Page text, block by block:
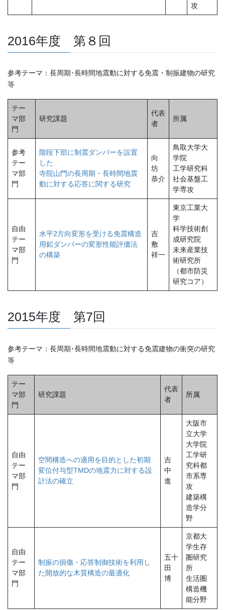
攻
2016年度 第８回
参考テーマ：長周期･長時間地震動に対する免震・制振建物の研究
等
テー
マ部
門
研究課題
代表
者
所属
参考
テー
マ部
門
階段下部に制震ダンパーを設置
した
寺院山門の長周期・長時間地震
動に対する応答に関する研究
向
坊
恭介
鳥取大学大
学院
工学研究科
社会基盤工
学専攻
自由
テー
マ部
門
水平2方向変形を受ける免震構造
用鉛ダンパーの変形性能評価法
の構築
吉
敷
祥一
東京工業大
学
科学技術創
成研究院
未来産業技
術研究所
（都市防災
研究コア）
2015年度 第7回
参考テーマ：長周期･長時間地震動に対する免震建物の衝突の研究
等
テー
マ部
門
研究課題
代表
者
所属
自由
テー
マ部
門
空間構造への適用を目的とした初期
変位付与型TMDの地震力に対する設
計法の確立
吉
中
進
大阪市
立大学
大学院
工学研
究科都
市系専
攻
建築構
造学分
野
自由
テー
マ部
門
制振の損傷・応答制御技術を利用し
た開放的な木質構造の最適化
五十
田
博
京都大
学生存
圏研究
所
生活圏
構造機
能分野